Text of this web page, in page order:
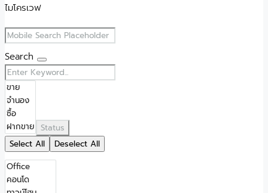
ไมโครเวฟ
Search
Status
Select All
Deselect All